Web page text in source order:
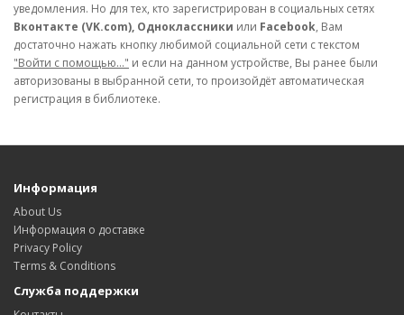
уведомления. Но для тех, кто зарегистрирован в социальных сетях
Вконтакте (VK.com), Одноклассники или Facebook, Вам
достаточно нажать кнопку любимой социальной сети с текстом
"Войти с помощью..." и если на данном устройстве, Вы ранее были
авторизованы в выбранной сети, то произойдёт автоматическая
регистрация в библиотеке.
Информация
About Us
Информация о доставке
Privacy Policy
Terms & Conditions
Служба поддержки